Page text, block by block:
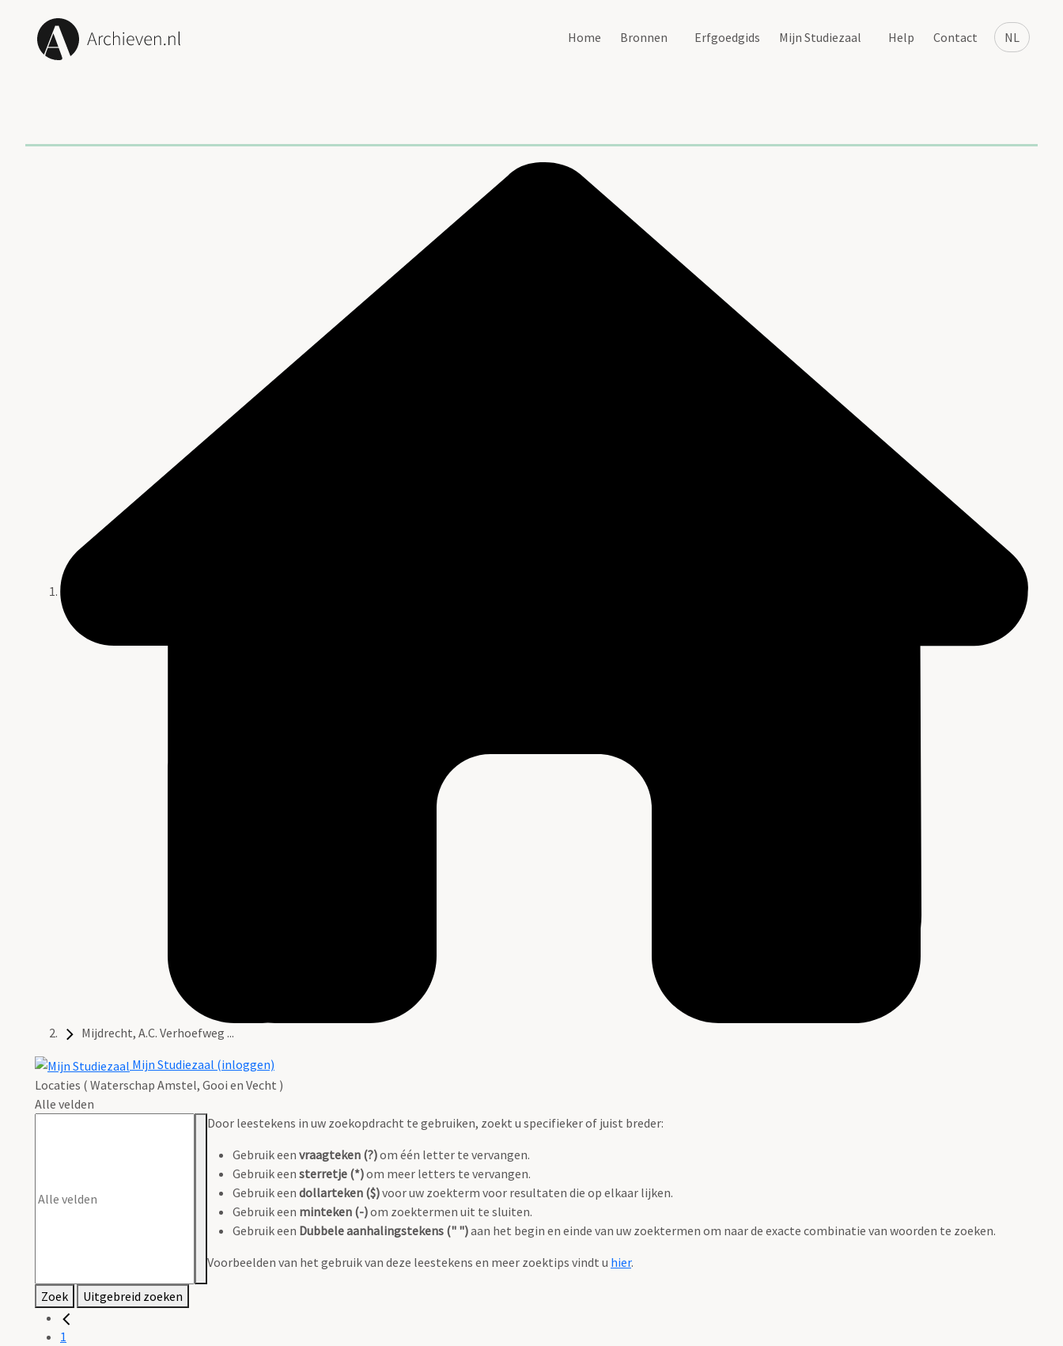
NL
Home Bronnen Erfgoedgids Mijn Studiezaal Help Contact
Mijdrecht, A.C. Verhoefweg ...
Mijn Studiezaal (inloggen)
Locaties ( Waterschap Amstel, Gooi en Vecht )
Alle velden
Door leestekens in uw zoekopdracht te gebruiken, zoekt u specifieker of juist breder:
Gebruik een vraagteken (?)om één letter te vervangen.
Gebruik een sterretje (*)om meer letters te vervangen.
Gebruik een dollarteken ($)voor uw zoekterm voor resultaten die op elkaar lijken.
Gebruik een minteken (-)om zoektermen uit te sluiten.
Gebruik een Dubbele aanhalingstekens (" ")aan het begin en einde van uw zoektermen om naar de exacte combinatie van woorden te zoeken.
Voorbeelden van het gebruik van deze leestekens en meer zoektips vindt u hier.
Zoek Uitgebreid zoeken
1